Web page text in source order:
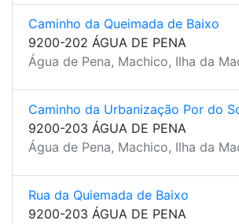
Caminho da Queimada de Baixo
9200-202 ÁGUA DE PENA
Água de Pena, Machico, Ilha da
Caminho da Urbanização Por do
9200-203 ÁGUA DE PENA
Água de Pena, Machico, Ilha da
Rua da Quiemada de Baixo
9200-203 ÁGUA DE PENA